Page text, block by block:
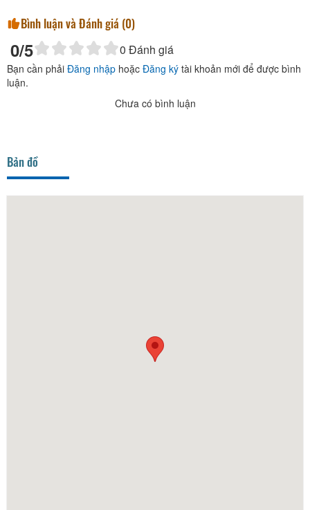
Bình luận và Đánh giá (0)
0/5 0 Đánh giá
Bạn cần phải Đăng nhập hoặc Đăng ký tài khoản mới để được bình
luận.
Chưa có bình luận
Bản đồ